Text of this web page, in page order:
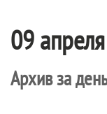
09
Архив за